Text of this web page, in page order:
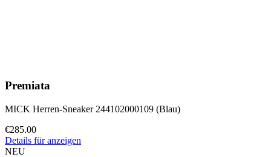
Premiata
MICK Herren-Sneaker 244102000109 (Blau)
€285.00
Details für anzeigen
NEU